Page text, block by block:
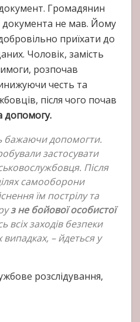
Громадянин
документа не мав. Йому
приїхати до
Чоловік, замість
розпочав
честь та
після чого почав
допомогу.
бажаючи допомогти.
застосувати
Після
самооборони
їм пострілу та
з не бойової особистої
всіх заходів безпеки
– йдеться у
розслідування,